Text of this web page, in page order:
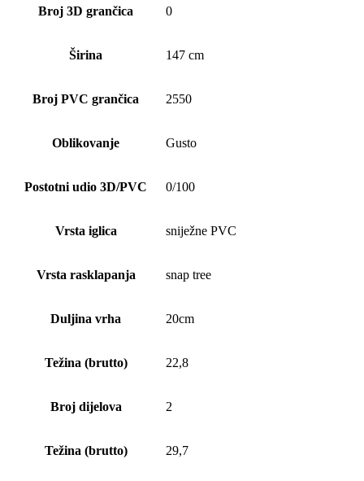
Broj 3D grančica 0
Širina 147 cm
Broj PVC grančica 2550
Oblikovanje Gusto
Postotni udio 3D/PVC 0/100
Vrsta iglica sniježne PVC
Vrsta rasklapanja snap tree
Duljina vrha 20cm
Težina (brutto) 22,8
Broj dijelova 2
Težina (brutto) 29,7